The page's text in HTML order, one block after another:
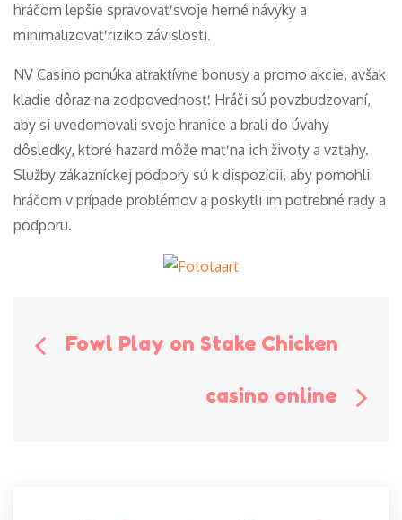
hráčom lepšie spravovať svoje herné návyky a
minimalizovať riziko závislosti.
NV Casino ponúka atraktívne bonusy a promo akcie, avšak
kladie dôraz na zodpovednosť. Hráči sú povzbudzovaní,
aby si uvedomovali svoje hranice a brali do úvahy
dôsledky, ktoré hazard môže mať na ich životy a vzťahy.
Služby zákazníckej podpory sú k dispozícii, aby pomohli
hráčom v prípade problémov a poskytli im potrebné rady a
podporu.
Bericht
Fowl Play on Stake Chicken
casino online